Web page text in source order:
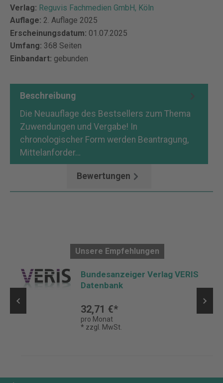
Verlag: Reguvis Fachmedien GmbH, Köln
Auflage: 2. Auflage 2025
Erscheinungsdatum: 01.07.2025
Umfang: 368 Seiten
Einbandart: gebunden
Beschreibung
Die Neuauflage des Bestsellers zum Thema
Zuwendungen und Vergabe! In
chronologischer Form werden Beantragung,
Mittelanforder…
Bewertungen
Unsere Empfehlungen
Bundesanzeiger Verlag VERIS
Datenbank
32,71 €*
pro Monat
* zzgl. MwSt.